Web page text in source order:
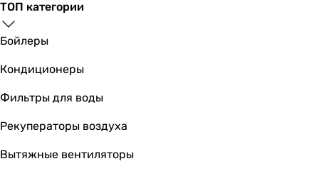
картриджный смеситель
картриджный смеситель
картриджный смеситель
картриджный смеситель
картриджный смеситель
Дополнительные особенности
-
душевой шланг
душевой шланг, излив
ТОП категории
Бойлеры
Кондиционеры
Фильтры для воды
Рекуператоры воздуха
Вытяжные вентиляторы